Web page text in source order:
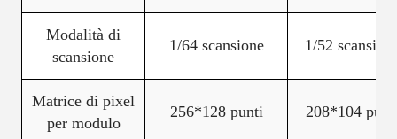
Modalità di
scansione
1/64 scansione 1/52
Matrice di pixel
per modulo
256*128 punti 208*104